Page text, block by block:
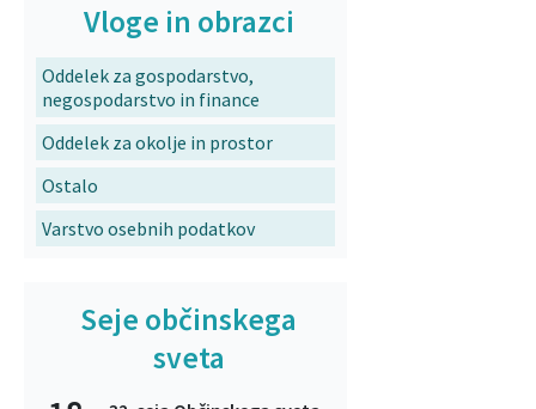
Vloge in obrazci
Oddelek za gospodarstvo,
negospodarstvo in finance
Oddelek za okolje in prostor
Ostalo
Varstvo osebnih podatkov
Seje občinskega
sveta